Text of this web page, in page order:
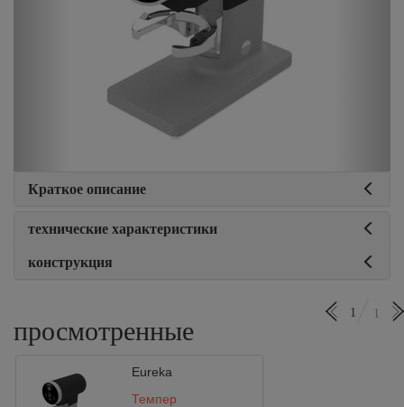
Краткое описание
технические характеристики
конструкция
просмотренные
1 1
Eureka
Темпер